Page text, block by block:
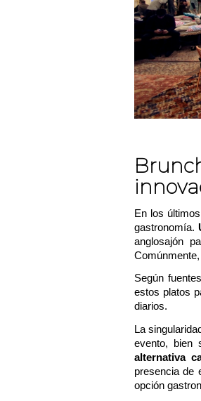
En los
gastronomía.
anglosajón
Según
estos platos
diarios.
La
evento, bien
alternativa
presencia de
opción